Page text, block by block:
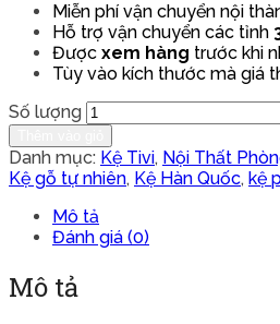
Miễn phí vận chuyển nội
Hỗ trợ vận chuyển các tỉnh
Được xem hàng trước khi
Tùy vào kích thước mà giá
Số lượng
Danh mục: Kệ Tivi, Nội Thất
Kệ gỗ tự nhiên, Kệ Hàn Quốc, kệ
Mô tả
Đánh giá (0)
Mô tả